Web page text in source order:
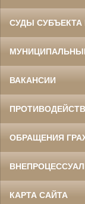
СУДЫ СУБЪЕКТА
ВАКАНСИИ
ОБРАЩЕНИЯ
КАРТА САЙТА